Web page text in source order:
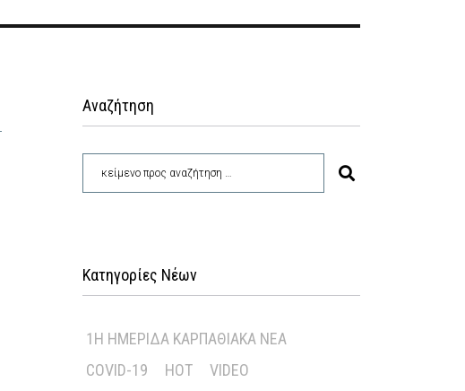
Αναζήτηση
Κατηγορίες Νέων
1Η ΗΜΕΡΊΔΑ ΚΑΡΠΑΘΙΑΚΆ ΝΈΑ
COVID-19
HOT
VIDEO